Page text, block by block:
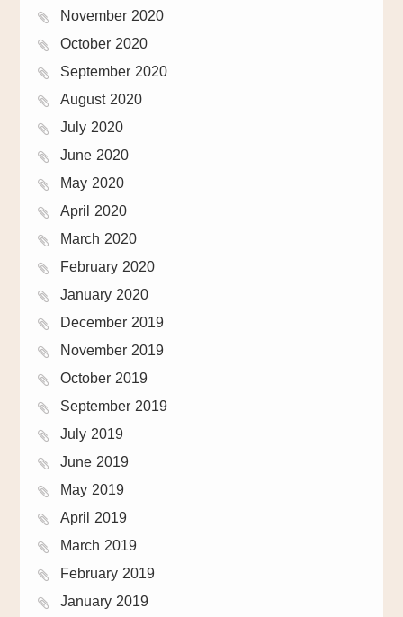
November 2020
October 2020
September 2020
August 2020
July 2020
June 2020
May 2020
April 2020
March 2020
February 2020
January 2020
December 2019
November 2019
October 2019
September 2019
July 2019
June 2019
May 2019
April 2019
March 2019
February 2019
January 2019